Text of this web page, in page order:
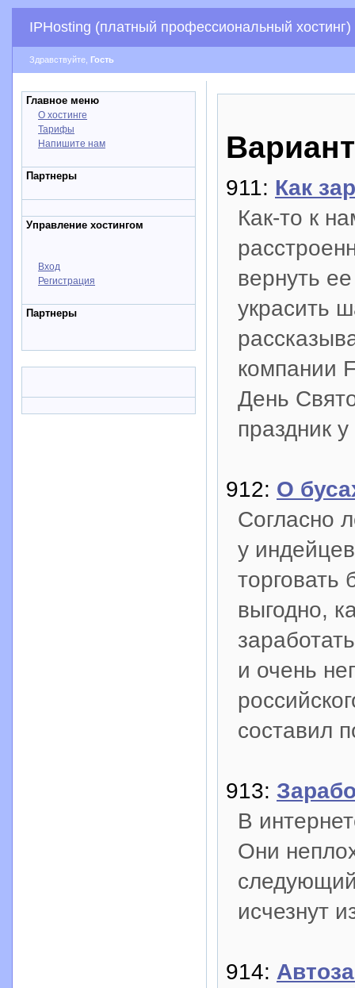
IPHosting (платный профессиональный хостинг)
Здравствуйте, Гость
Главное меню
О хостинге
Тарифы
Напишите нам
Партнеры
Управление хостингом
Вход
Регистрация
Партнеры
911: Как
Как-то к
вернуть
украсить
компании
День
праздник
912: О
Согласно
у
торговать
выгодно,
и очень
составил
913:
В
Они
исчезнут
914: